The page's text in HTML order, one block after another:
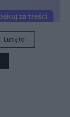
Lubię to!